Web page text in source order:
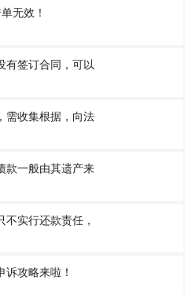
无效！
有签订合同，可以
需收集根据，向法
款一般由其遗产来
实行还款责任，
攻略来啦！